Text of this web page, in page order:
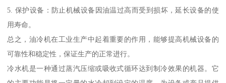
5. 保护设备：防止机械设备因油温过高而受到损坏，延长设备的使
用寿命。
总之，油冷机在工业生产中起着重要的作用，能够提高机械设备的
可靠性和稳定性，保证生产的正常进行。
冷水机是一种通过蒸汽压缩或吸收式循环达到制冷效果的机器。它